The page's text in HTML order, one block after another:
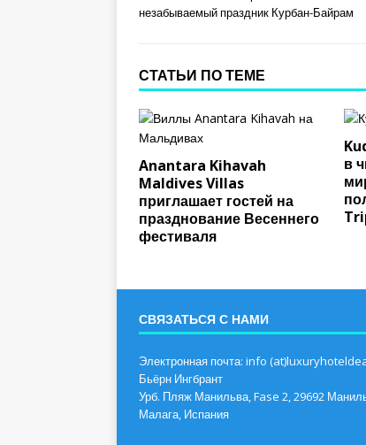
незабываемый праздник Курбан-Байрам
СТАТЬИ ПО ТЕМЕ
Anantara Kihavah
Maldives Villas
приглашает гостей на
празднование Весеннего
фестиваля
в
СВЯЗАТЬСЯ С НАМИ
Электронная почта: info
Бьёрн Ингбрант
Урб. Пляж Манильва, Fase 2, 29692
Малага, Испания